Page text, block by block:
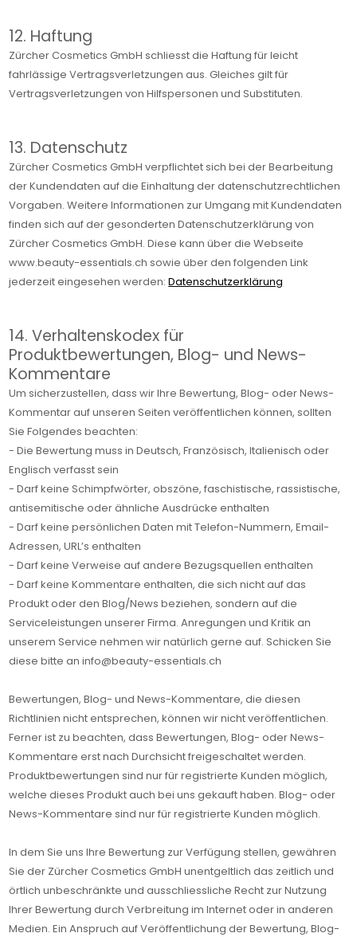
12. Haftung
Zürcher Cosmetics GmbH schliesst die Haftung für leicht
fahrlässige Vertragsverletzungen aus. Gleiches gilt für
Vertragsverletzungen von Hilfspersonen und Substituten.
13. Datenschutz
Zürcher Cosmetics GmbH verpflichtet sich bei der Bearbeitung
der Kundendaten auf die Einhaltung der datenschutzrechtlichen
Vorgaben. Weitere Informationen zur Umgang mit Kundendaten
finden sich auf der gesonderten Datenschutzerklärung von
Zürcher Cosmetics GmbH. Diese kann über die Webseite
www.beauty-essentials.ch sowie über den folgenden Link
jederzeit eingesehen werden:Datenschutzerklärung
14. Verhaltenskodex für
Produktbewertungen, Blog- und News-
Kommentare
Um sicherzustellen, dass wir Ihre Bewertung, Blog- oder News-
Kommentar auf unseren Seiten veröffentlichen können, sollten
Sie Folgendes beachten:
- Die Bewertung muss in Deutsch, Französisch, Italienisch oder
Englisch verfasst sein
- Darf keine Schimpfwörter, obszöne, faschistische, rassistische,
antisemitische oder ähnliche Ausdrücke enthalten
- Darf keine persönlichen Daten mit Telefon-Nummern, Email-
Adressen, URL’s enthalten
- Darf keine Verweise auf andere Bezugsquellen enthalten
- Darf keine Kommentare enthalten, die sich nicht auf das
Produkt oder den Blog/News beziehen, sondern auf die
Serviceleistungen unserer Firma. Anregungen und Kritik an
unserem Service nehmen wir natürlich gerne auf. Schicken Sie
diese bitte an info@beauty-essentials.ch
Bewertungen, Blog- und News-Kommentare, die diesen
Richtlinien nicht entsprechen, können wir nicht veröffentlichen.
Ferner ist zu beachten, dass Bewertungen, Blog- oder News-
Kommentare erst nach Durchsicht freigeschaltet werden.
Produktbewertungen sind nur für registrierte Kunden möglich,
welche dieses Produkt auch bei uns gekauft haben. Blog- oder
News-Kommentare sind nur für registrierte Kunden möglich.
In dem Sie uns Ihre Bewertung zur Verfügung stellen, gewähren
Sie der Zürcher Cosmetics GmbH unentgeltlich das zeitlich und
örtlich unbeschränkte und ausschliessliche Recht zur Nutzung
Ihrer Bewertung durch Verbreitung im Internet oder in anderen
Medien. Ein Anspruch auf Veröffentlichung der Bewertung, Blog-